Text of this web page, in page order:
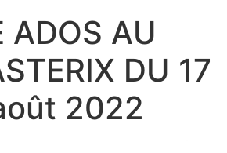
ADOS AU
DU 17
2022